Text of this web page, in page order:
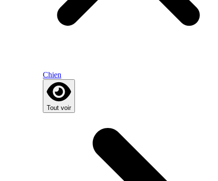
Chien
Tout voir